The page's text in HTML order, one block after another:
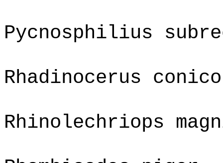
Pycnosphilius
Rhadinocerus
Rhinolechriops